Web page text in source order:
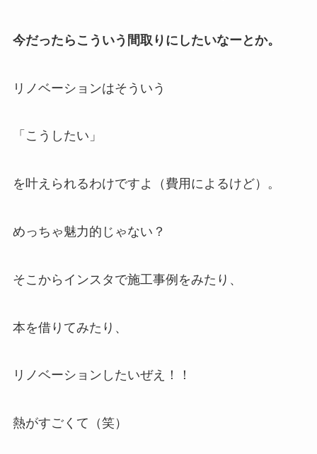
今だったらこういう間取りにしたいなーとか。
リノベーションはそういう
「こうしたい」
を叶えられるわけですよ（費用によるけど）。
めっちゃ魅力的じゃない？
そこからインスタで施工事例をみたり、
本を借りてみたり、
リノベーションしたいぜえ！！
熱がすごくて（笑）